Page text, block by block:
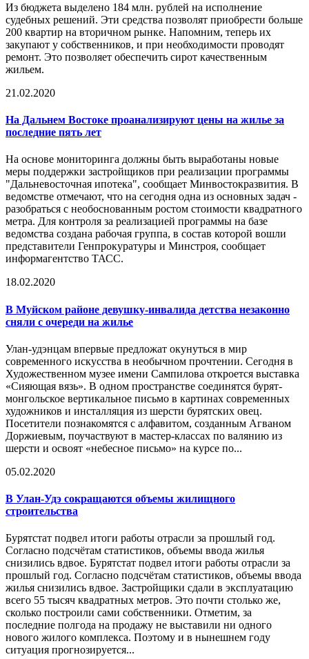
Из бюджета выделено 184 млн. рублей на исполнение
судебных решений. Эти средства позволят приобрести больше
200 квартир на вторичном рынке. Напомним, теперь их
закупают у собственников, и при необходимости проводят
ремонт. Это позволяет обеспечить сирот качественным
жильем.
21.02.2020
На Дальнем Востоке проанализируют цены на жилье за
последние пять лет
На основе мониторинга должны быть выработаны новые
меры поддержки застройщиков при реализации программы
"Дальневосточная ипотека", сообщает Минвостокразвития. В
ведомстве отмечают, что на сегодня одна из основных задач -
разобраться с необоснованным ростом стоимости квадратного
метра. Для контроля за реализацией программы на базе
ведомства создана рабочая группа, в состав которой вошли
представители Генпрокуратуры и Минстроя, сообщает
информагентство ТАСС.
18.02.2020
В Муйском районе девушку-инвалида детства незаконно
сняли с очереди на жилье
Улан-удэнцам впервые предложат окунуться в мир
современного искусства в необычном прочтении. Сегодня в
Художественном музее имени Сампилова откроется выставка
«Сияющая вязь». В одном пространстве соединятся бурят-
монгольское вертикальное письмо в картинах современных
художников и инсталляция из шерсти бурятских овец.
Посетители познакомятся с алфавитом, созданным Агваном
Доржиевым, поучаствуют в мастер-классах по валянию из
шерсти и освоят «небесное письмо» на курсе по...
05.02.2020
В Улан-Удэ сокращаются объемы жилищного
строительства
Бурятстат подвел итоги работы отрасли за прошлый год.
Согласно подсчётам статистиков, объемы ввода жилья
снизились вдвое. Бурятстат подвел итоги работы отрасли за
прошлый год. Согласно подсчётам статистиков, объемы ввода
жилья снизились вдвое. Застройщики сдали в эксплуатацию
всего 55 тысяч квадратных метров. Это почти столько же,
сколько построили сами собственники. Отметим, за
последние полгода на продажу не выставили ни одного
нового жилого комплекса. Поэтому и в нынешнем году
ситуация прогнозируется...